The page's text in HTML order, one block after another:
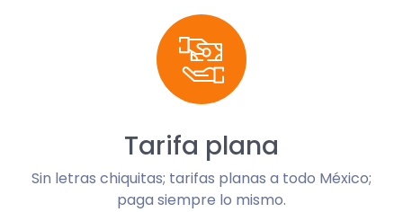
Tarifa plana
Sin letras chiquitas; tarifas planas a todo México;
paga siempre lo mismo.